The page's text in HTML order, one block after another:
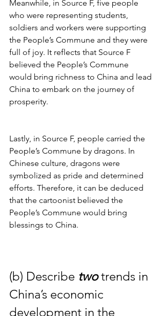
Meanwhile, in Source F, five people
who were representing students,
soldiers and workers were supporting
the People’s Commune and they were
full of joy. It reflects that Source F
believed the People’s Commune
would bring richness to China and lead
China to embark on the journey of
prosperity.
Lastly, in Source F, people carried the
People’s Commune by dragons. In
Chinese culture, dragons were
symbolized as pride and determined
efforts. Therefore, it can be deduced
that the cartoonist believed the
People’s Commune would bring
blessings to China.
(b) Describe two trends in
China’s economic
development in the